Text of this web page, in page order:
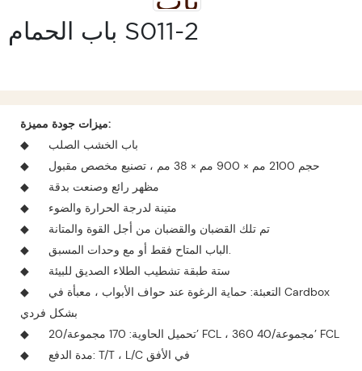
باب الحمام S011-2
ميزات جودة مميزة:
◆
باب الخشب الصلب
◆
حجم 2100 مم × 900 مم × 38 مم ، تصنيع مخصص مقبول
◆
مظهر رائع وصنعت بدقة
◆
متينة لدرجة الحرارة والضوء
◆
تم تلك القضبان والقضبان من أجل القوة والمتانة
◆
الباب المتاح فقط أو مع وحدات المسبق.
◆
ستة طبقة تشطيب الطلاء الصديق للبيئة
◆
التعبئة: حماية الرغوة عند حواف الأبواب ، معبأة في Cardbox
بشكل فردي
◆
تحميل الحاوية: 170 مجموعة/20’ FCL ، 360 مجموعة/40’ FCL
◆